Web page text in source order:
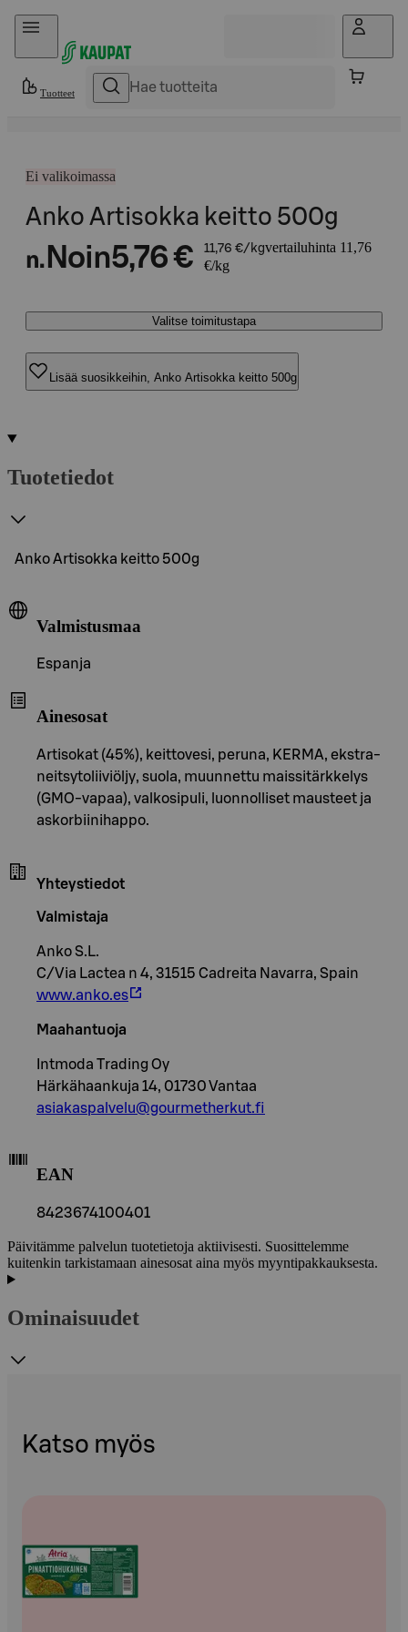
Hyppää sisältöön
Tuotteet
Ei valikoimassa
Anko Artisokka keitto 500g
n. Noin5,76 € 11,76 €/kgvertailuhinta 11,76
€/kg
Valitse toimitustapa
Lisää suosikkeihin, Anko Artisokka keitto 500g
Tuotetiedot
Anko Artisokka keitto 500g
Valmistusmaa
Espanja
Ainesosat
Artisokat (45%), keittovesi, peruna, KERMA, ekstra-
neitsytoliiviöljy, suola, muunnettu maissitärkkelys
(GMO-vapaa), valkosipuli, luonnolliset mausteet ja
askorbiinihappo.
Yhteystiedot
Valmistaja
Anko S.L.
C/Via Lactea n 4, 31515 Cadreita Navarra, Spain
www.anko.es
Maahantuoja
Intmoda Trading Oy
Härkähaankuja 14, 01730 Vantaa
asiakaspalvelu@gourmetherkut.fi
EAN
8423674100401
Päivitämme palvelun tuotetietoja aktiivisesti. Suosittelemme
kuitenkin tarkistamaan ainesosat aina myös myyntipakkauksesta.
Ominaisuudet
Katso myös